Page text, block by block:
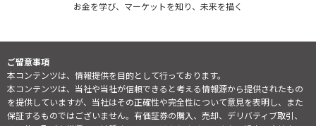
お金を学び、マーケットを知り、未来を描く
ご留意事項
本コンテンツは、情報提供を目的として行っております。
本コンテンツは、当社や当社が信頼できると考える情報源から提供されたもの
を提供していますが、当社はその正確性や完全性について意見を表明し、また
保証するものではございません。有価証券の購入、売却、デリバティブ取引、